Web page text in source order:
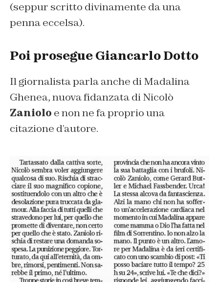
(seppur scritto divinamente da una
penna eccelsa).
Poi prosegue Giancarlo Dotto
Il giornalista parla anche di Madalina
Ghenea, nuova fidanzata di Nicolò
Zaniolo e non ne fa proprio una
citazione d’autore.